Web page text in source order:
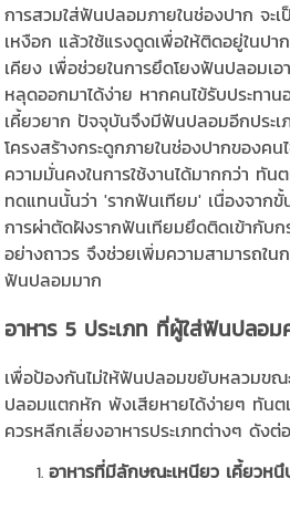
การสวมใส่ฟันปลอมภายในช่องปาก จะ
เหงือก แล้วใช้แรงดูดเพื่อให้ติดอยู่ในป
เคียง เพื่อช่วยในการยึดโยงฟันปลอมเ
หลุดออกมาได้ง่าย หากคนไข้รับประทา
เคี้ยวยาก ปัจจุบันจึงมีฟันปลอมอีกประ
โครงสร้างกระดูกภายในช่องปากของค
ความมั่นคงในการใช้งานได้มากกว่า ทั
ทดแทนนั้นว่า 'รากฟันเทียม' เนื่องจากขั้
การผ่าตัดฝังรากฟันเทียมยึดติดเข้ากับก
อย่างถาวร จึงช่วยเพิ่มความสามารถใน
ฟันปลอมมาก
อาหาร 5 ประเภท ที่ผู้ใส่ฟันปลอม
เพื่อป้องกันไม่ให้ฟันปลอมขยับหลวมขณ
ปลอมแตกหัก พังเสียหายได้ง่ายๆ ทัน
ควรหลีกเลี่ยงอาหารประเภทต่างๆ ดังต่
อาหารที่มีลักษณะเหนียว เคี้ยวห